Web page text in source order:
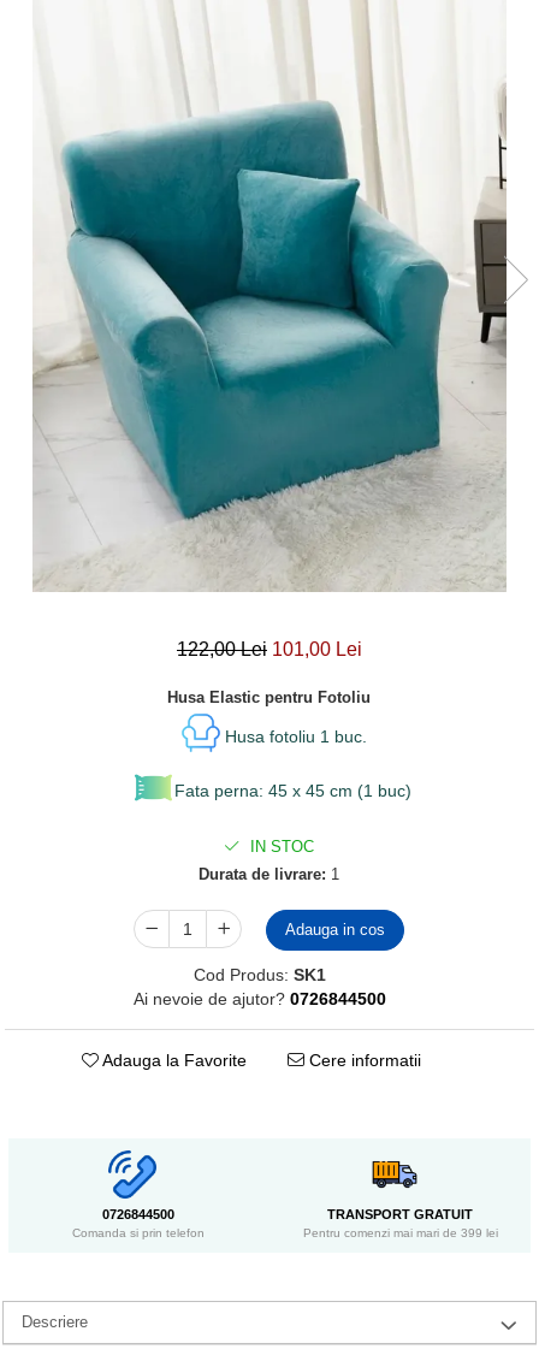
Lenjerii de finet Iprimate Digital
Lenjerii de pat Bumbac 100%
Lenjerii de pat Finet + 2 Draperii
Lenjerii de pat Saten 4 piese cu
elastic
122,00 Lei 101,00 Lei
Husa Elastic pentru Fotoliu
Husa fotoliu 1 buc.
Fata perna: 45 x 45 cm (1 buc)
IN STOC
Durata de livrare: 1
Adauga in cos
Cod Produs: SK1
Ai nevoie de ajutor? 0726844500
Adauga la Favorite Cere informatii
0726844500
Comanda si prin telefon
TRANSPORT GRATUIT
Pentru comenzi mai mari de 399 lei
Descriere